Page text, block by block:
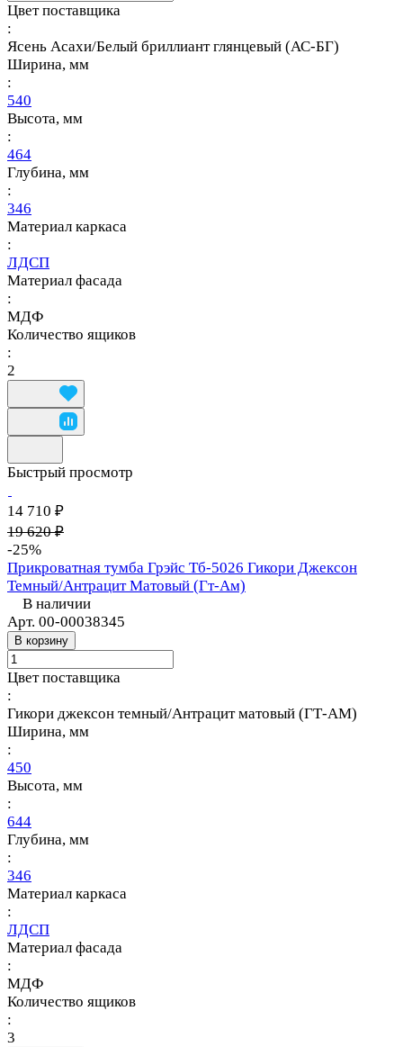
Цвет поставщика
:
Ясень Асахи/Белый бриллиант глянцевый (АС-БГ)
Ширина, мм
:
540
Высота, мм
:
464
Глубина, мм
:
346
Материал каркаса
:
ЛДСП
Материал фасада
:
МДФ
Количество ящиков
:
2
Быстрый просмотр
14 710 ₽
19 620 ₽
-25%
Прикроватная тумба Грэйс Тб-5026 Гикори Джексон
Темный/Антрацит Матовый (Гт-Ам)
В наличии
Арт. 00-00038345
В корзину
Цвет поставщика
:
Гикори джексон темный/Антрацит матовый (ГТ-АМ)
Ширина, мм
:
450
Высота, мм
:
644
Глубина, мм
:
346
Материал каркаса
:
ЛДСП
Материал фасада
:
МДФ
Количество ящиков
:
3